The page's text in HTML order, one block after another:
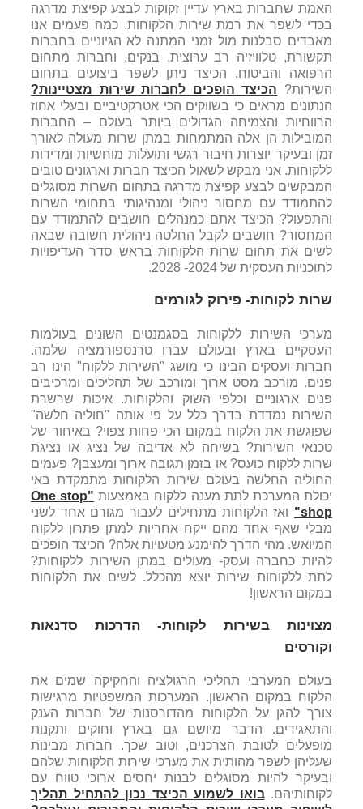
האמת שחברות בארץ עדיין זקוקות לבצע קפיצת מדרגה
בכדי לשפר את רמת שירות הלקוחות. כמה פעמים אנו
מאבדים סבלנות מול זמני המתנה לא הגיוניים בחברות
תקשורת, טלוויזיה רב ערוצית, בנקים, וחברות מתחום
הרפואה והביטוח. הכיצד ניתן לשפר ביצועים בתחום
השירות? הכיצד הופכים לחברות שירות מצטיינות?
הנתונים מראים כי בשווקים הכי אטרקטיביים ובעלי אחוז
הרווחיות והצמיחה הגדולים ביותר בעולם – החברות
המובילות הן אלה המתמחות במתן שרות מעולה לאורך
זמן ובעיקר יוצרות חיבור רגשי ותועלות מוחשיות ומדידות
ללקוחות. אני מבקש לשאול הכיצד חברות וארגונים טובים
המבקשים לבצע קפיצת מדרגה בתחום השרות מסוגלים
להתמודד עם מחסור ניהולי ומנהיגותי בתחומי השרות
והתפעול? הכיצד אתם כמנהלים חושבים להתמודד עם
המחסור? חושבים לקבל החלטה ניהולית חשובה שבאה
לשים את תחום שרות הלקוחות בראש סדר העדיפויות
לתוכניות העסקית של 2024- 2028.
שרות לקוחות- פירוק לגורמים
מערכי השירות ללקוחות בסגמנטים השונים בעולמות
העסקיים בארץ ובעולם עברו טרנספורמציה שלמה.
חברות ועסקים הבינו כי מושג "השירות ללקוח" הינו רב
פנים. מורכב מסט ארוך ומורכב של תהליכים ומרכיבים
פנים ארגוניים וכלפי השוק והלקוחות. איכות שרשרת
השירות נמדדת בדרך כלל על פי אותה "חוליה חלשה"
שפוגשת את הלקוח במקום הכי פחות צפוי? באיחור של
טכנאי השירות? בשיחה לא אדיבה של נציג או נציגת
שרות ללקוח כועס? או בזמן תגובה ארוך ומעצבן? פעמים
החוליה החלשה בעולם שירות הלקוחות מתמקדת באי
יכולת המערכת לתת מענה ללקוח באמצעות
"One stop
shop"
ואז הלקוחות מתחילים לעבור מגורם אחד לשני
מבלי שאף אחד מהם ייקח אחריות למתן פתרון ללקוח
המיואש. מהי הדרך להימנע מטעויות אלה? הכיצד הופכים
להיות כחברה ועסק- מעולים במתן השירות ללקוחות?
לתת ללקוחות שירות יוצא מהכלל. לשים את הלקוחות
במקום הראשון!
מצוינות בשירות לקוחות- הדרכות סדנאות
וקורסים
בעולם המערבי תהליכי הרגולציה והחקיקה שמים את
הלקוח במקום הראשון. המערכות המשפטיות מרגישות
צורך להגן על הלקוחות מהדורסנות של חברות הענק
והתאגידים. הדבר מיושם גם בארץ וחוקים ותקנות
מופעלים לטובת הצרכנים, וטוב שכך. חברות מבינות
שעליהן לשפר מהותית את מערכי שירות הלקוחות שלהם
ובעיקר להיות מסוגלים לבנות יחסים ארוכי טווח עם
לקוחותיהם. בואו לשמוע הכיצד נכון להתחיל תהליך